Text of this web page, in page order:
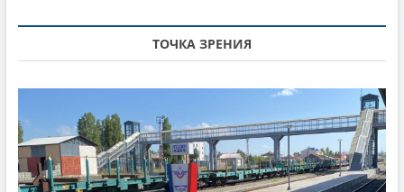
v
t
i
т
ь
я
:
а
я
:
ТОЧКА ЗРЕНИЯ